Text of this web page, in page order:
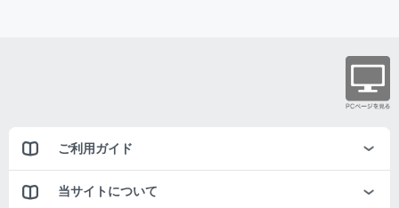
ご利用ガイド
当サイトについて